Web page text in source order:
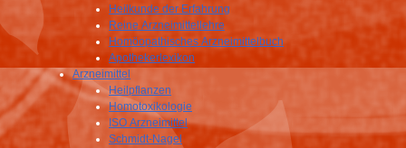
Heilkunde der Erfahrung
Reine Arzneimittellehre
Homöopathisches Arzneimittelbuch
Apothekerlexikon
Arzneimittel
Heilpflanzen
Homotoxikologie
ISO Arzneimittel
Schmidt-Nagel